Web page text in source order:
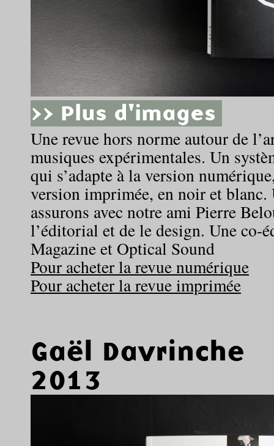
>> Plus d'images
Une revue hors norme autour de
musiques expérimentales. Un
qui s’adapte à la version
version imprimée, en noir et
assurons avec notre ami Pierre
l’éditorial et de le design. Une
Magazine et Optical Sound
Pour acheter la revue numérique
Pour acheter la revue imprimée
Gaël Davrinche
2013